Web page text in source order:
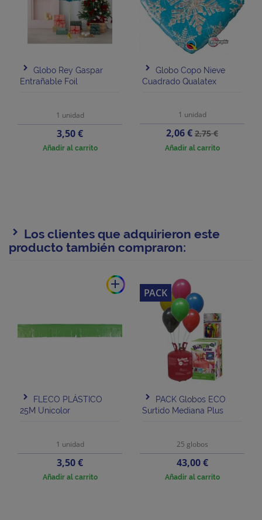
Globo Rey Gaspar
Entrañable Foil
1 unidad
Precio
3,50 €
Añadir al carrito
Globo Copo Nieve
Cuadrado Qualatex
1 unidad
Precio
2,06 €Precio
base
2,75 €
Añadir al carrito
Los clientes que adquirieron este
producto también compraron:
add
FLECO PLÁSTICO
25M Unicolor
1 unidad
Precio
3,50 €
Añadir al carrito
PACK Globos ECO
Surtido Mediana Plus
25 globos
Precio
43,00 €
Añadir al carrito
PACK